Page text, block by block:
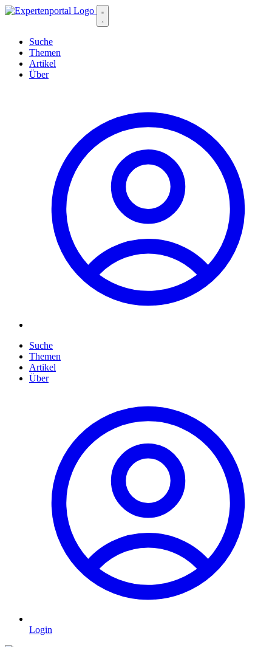
Suche
Themen
Artikel
Über
Suche
Themen
Artikel
Über
Login